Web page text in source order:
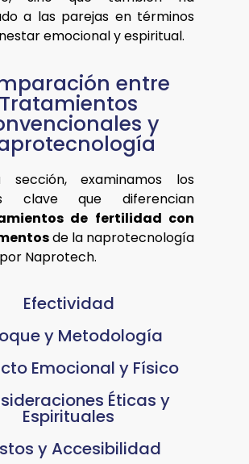
a las parejas en términos
emocional y espiritual.
entre
Tratamientos
y
sección, examinamos los
clave que diferencian
de fertilidad con
de la naprotecnología
Naprotech.
Efectividad
y Metodología
Emocional y Físico
Éticas y
Espirituales
y Accesibilidad